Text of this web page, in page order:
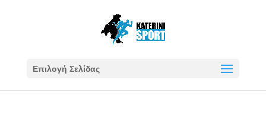
Επιλογή Σελίδας